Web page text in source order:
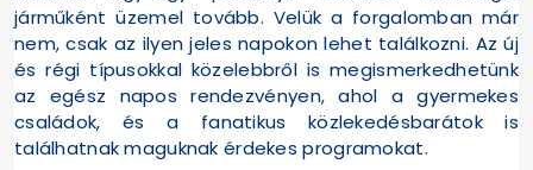
járműként üzemel tovább. Velük a forgalomban már
nem, csak az ilyen jeles napokon lehet találkozni. Az új
és régi típusokkal közelebbről is megismerkedhetünk
az egész napos rendezvényen, ahol a gyermekes
családok, és a fanatikus közlekedésbarátok is
találhatnak maguknak érdekes programokat.